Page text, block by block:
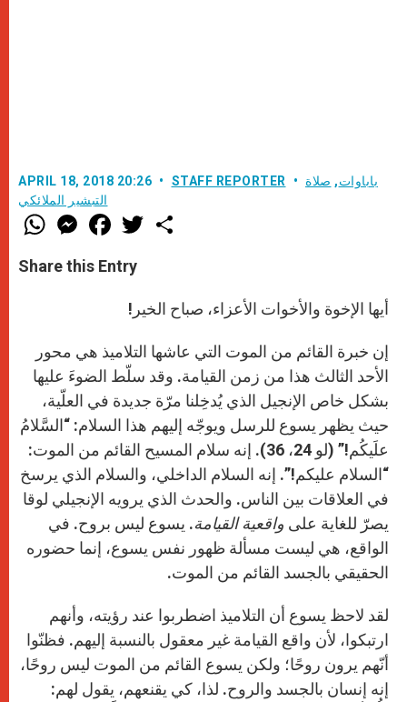
APRIL 18, 2018 20:26 STAFF REPORTER باباوات, صلاة
التبشير الملائكي
W
h
t
s
M
e
s
e
F
a
e
b
w
r
Share this Entry
أيها الإخوة والأخوات الأعزاء، صباح الخير!
إن خبرة القائم من الموت التي عاشها التلاميذ هي محور
الأحد الثالث هذا من زمن القيامة. وقد سلّط الضوءَ عليها
بشكل خاص الإنجيل الذي يُدخِلنا مرّة جديدة في العلّية،
حيث يظهر يسوع للرسل ويوجّه إليهم هذا السلام: “السَّلامُ
علَيكُم!” (لو 24، 36). إنه سلام المسيح القائم من الموت:
“السلام عليكم!”. إنه السلام الداخلي، والسلام الذي يرسخ
في العلاقات بين الناس. والحدث الذي يرويه الإنجيلي لوقا
يصرّ للغاية على واقعية القيامة. يسوع ليس بروح. في
الواقع، هي ليست مسألة ظهور نفس يسوع، إنما حضوره
الحقيقي بالجسد القائم من الموت.
لقد لاحظ يسوع أن التلاميذ اضطربوا عند رؤيته، وأنهم
ارتبكوا، لأن واقع القيامة غير معقول بالنسبة إليهم. فظنّوا
أنّهم يرون روحًا؛ ولكن يسوع القائم من الموت ليس روحًا،
إنه إنسان بالجسد والروح. لذا، كي يقنعهم، يقول لهم: